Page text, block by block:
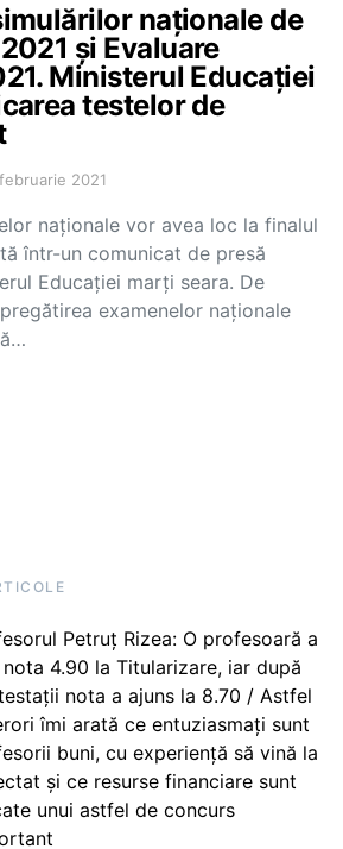
naționale de
și Evaluare
Ministerul Educației
testelor de
2021
naționale vor avea loc la finalul
într-un comunicat de presă
Educației marți seara. De
examenelor naționale
Petruț Rizea: O profesoară a
4.90 la Titularizare, iar după
nota a ajuns la 8.70 / Astfel
îmi arată ce entuziasmați sunt
buni, cu experiență să vină la
și ce resurse financiare sunt
unui astfel de concurs